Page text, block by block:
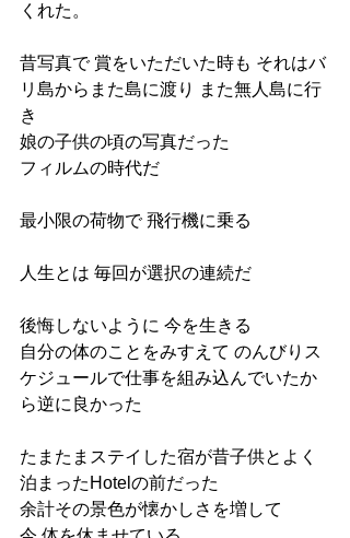
くれた。
昔写真で 賞をいただいた時も それはバ
リ島からまた島に渡り また無人島に行
き
娘の子供の頃の写真だった
フィルムの時代だ
最小限の荷物で 飛行機に乗る
人生とは 毎回が選択の連続だ
後悔しないように 今を生きる
自分の体のことをみすえて のんびりス
ケジュールで仕事を組み込んでいたか
ら逆に良かった
たまたまステイした宿が昔子供とよく
泊まったHotelの前だった
余計その景色が懐かしさを増して